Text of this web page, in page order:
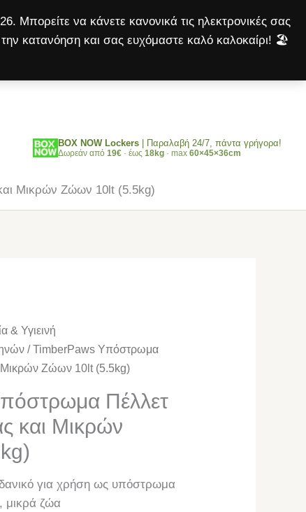
Μπορείτε να κάνετε κανονικά τις ηλεκτρονικές σας
κατανόηση και σας ευχόμαστε καλό καλοκαίρι! 🏖️
BOX NOW Lockers | Παραλαβή 24/7, πάντα γρήγορα!
Δωρεάν από 19€ · έως 18kg · max 60×45×36cm
Μικρών Ζώων 10lt (5.5kg)
& Υγιεινή
/ TimberPaws Υπόστρωμα
Μικρών Ζώων 10lt (5.5kg)
Πέλλετ
και Μικρών
για χρήση ως υπόστρωμα
μικρά ζώα
Πτηνών
-
(5.5kg)